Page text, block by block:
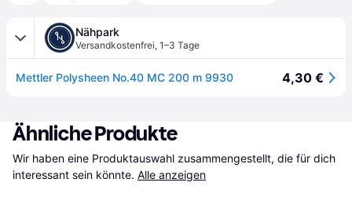
Nähpark
Versandkostenfrei, 1–3 Tage
Mettler Polysheen No.40 MC 200 m 9930 4,30 €
Ähnliche Produkte
Wir haben eine Produktauswahl zusammengestellt, die für dich
interessant sein könnte. Alle anzeigen